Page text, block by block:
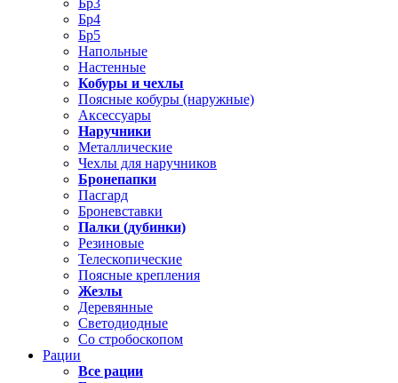
Бр3
Бр4
Бр5
Напольные
Настенные
Кобуры и чехлы
Поясные кобуры (наружные)
Аксессуары
Наручники
Металлические
Чехлы для наручников
Бронепапки
Пасгард
Броневставки
Палки (дубинки)
Резиновые
Телескопические
Поясные крепления
Жезлы
Деревянные
Светодиодные
Со стробоскопом
Рации
Все рации